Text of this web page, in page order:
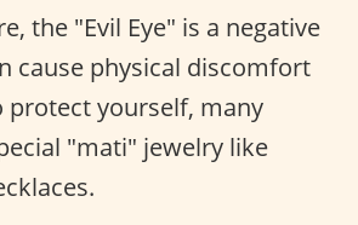
the "Evil Eye" is a negative
cause physical discomfort
protect yourself, many
"mati" jewelry like